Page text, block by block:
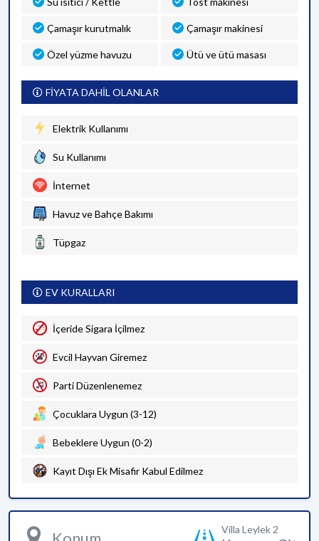
Çamaşır kurutmalık Çamaşır makinesi
Özel yüzme havuzu Ütü ve ütü masası
FİYATA DAHİL OLANLAR
Elektrik Kullanımı
Su Kullanımı
İnternet
Havuz ve Bahçe Bakımı
Tüpgaz
EV KURALLARI
İçeride Sigara İçilmez
Evcil Hayvan Giremez
Parti Düzenlenemez
Çocuklara Uygun (3-12)
Bebeklere Uygun (0-2)
Kayıt Dışı Ek Misafir Kabul Edilmez
Villa Leylek 2